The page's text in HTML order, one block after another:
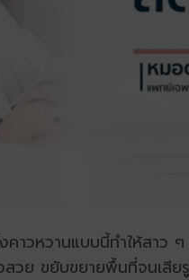
คาวหวานแบบนี้ทำให้สา
สวย ขยับขยายพื้นที่จนเสี